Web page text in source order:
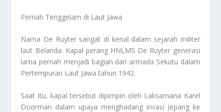
Pernah Tenggelam di Laut Jawa
Nama De Ruyter sangat di kenal dalam sejarah militer
laut Belanda. Kapal perang HNLMS De Ruyter generasi
lama pernah menjadi bagian dari armada Sekutu dalam
Pertempuran Laut Jawa tahun 1942.
Saat itu, kapal tersebut dipimpin oleh Laksamana Karel
Doorman dalam upaya menghadang invasi Jepang ke